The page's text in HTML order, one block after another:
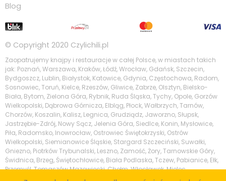
Blog
© Copyright 2020 Czylichili.pl
Zaopatrujemy knajpy i restauracje w całej Polsce, w miastach takich
jak: Poznań, Warszawa, Kraków, Łódź, Wrocław, Gdańsk, Szczecin,
Bydgoszcz, Lublin, Białystok, Katowice, Gdynia, Częstochowa, Radom,
Sosnowiec, Toruń, Kielce, Rzeszów, Gliwice, Zabrze, Olsztyn, Bielsko-
Biała, Bytom, Zielona Góra, Rybnik, Ruda Śląska, Tychy, Opole, Gorzów
Wielkopolski, Dąbrowa Górnicza, Elbląg, Płock, Wałbrzych, Tarnów,
Chorzów, Koszalin, Kalisz, Legnica, Grudziądz, Jaworzno, Słupsk,
Jastrzębie-Zdrój, Nowy Sącz, Jelenia Góra, Siedlce, Konin, Mysłowice,
Piła, Radomsko, Inowrocław, Ostrowiec Świętokrzyski, Ostrów
Wielkopolski, Siemianowice Śląskie, Stargard Szczeciński, Suwałki,
Gniezno, Piotrków Trybunalski, Leszno, Zamość, Żory, Tarnowskie Góry,
Świdnica, Brzeg, Świętochłowice, Biała Podlaska, Tczew, Pabianice, Ełk,
Przemyśl, Tomaszów Mazowiecki, Chełm, Włocławek, Mielec,
Tarnobrzeg, Krosno, Kędzierzyn-Koźle, Piaseczno, Zgierz, Wodzisław